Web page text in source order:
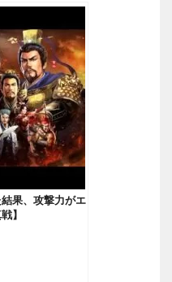
結果、攻撃力がエ
】